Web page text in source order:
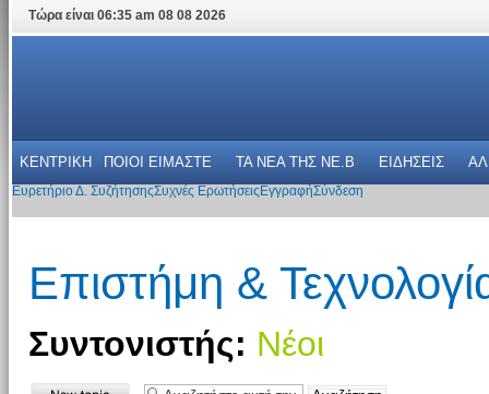
Τώρα είναι 06:35 am 08 08 2026
ΚΕΝΤΡΙΚΗ ΠΟΙΟΙ ΕΙΜΑΣΤΕ ΤΑ ΝΕΑ THΣ NE.B ΕΙΔΗΣΕΙΣ
Ευρετήριο Δ. ΣυζήτησηςΣυχνές Ερωτήσεις ΕγγραφήΣύνδεση
Επιστήμη &
Συντονιστής: Νέοι